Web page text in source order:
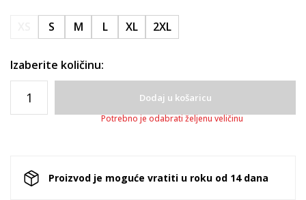
S M L XL 2XL
Izaberite količinu:
Dodaj u košaricu
Potrebno je odabrati željenu veličinu
Proizvod je moguće vratiti u roku od 14 dana